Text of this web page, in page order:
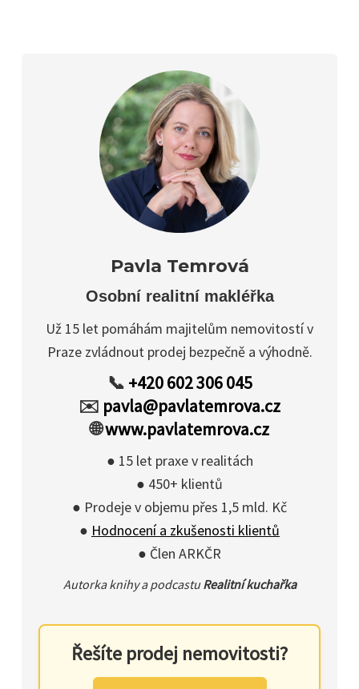
Pavla Temrová
Osobní realitní makléřka
Už 15 let pomáhám majitelům nemovitostí v
Praze zvládnout prodej bezpečně a výhodně.
📞 +420 602 306 045
✉️ pavla@pavlatemrova.cz
🌐www.pavlatemrova.cz
● 15 let praxe v realitách
● 450+ klientů
● Prodeje v objemu přes 1,5 mld. Kč
● Hodnocení a zkušenosti klientů
● Člen ARKČR
Autorka knihy a podcastuRealitní kuchařka
Řešíte prodej nemovitosti?